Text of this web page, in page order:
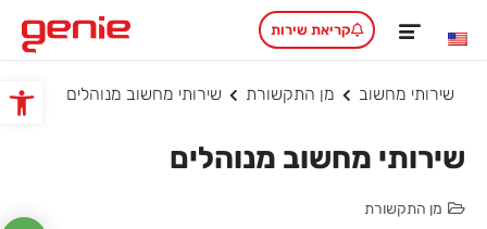
פתח
קריאת שירות
שירותי מחשוב מן התקשורת שירותי מחשוב מנוהלים
שירותי מחשוב מנוהלים
מן התקשורת